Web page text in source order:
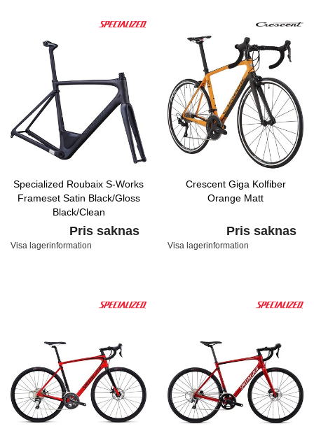
Specialized Roubaix S-Works
Frameset Satin Black/Gloss
Black/Clean
Pris saknas
Visa lagerinformation
Crescent Giga Kolfiber
Orange Matt
Pris saknas
Visa lagerinformation